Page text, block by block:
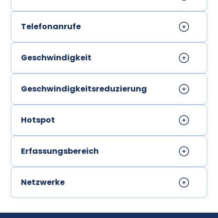
Telefonanrufe
Geschwindigkeit
Geschwindigkeitsreduzierung
Hotspot
Erfassungsbereich
Netzwerke